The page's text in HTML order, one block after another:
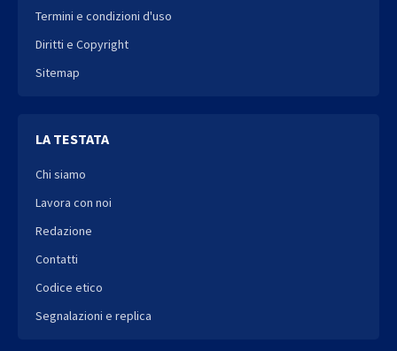
Termini e condizioni d'uso
Diritti e Copyright
Sitemap
LA TESTATA
Chi siamo
Lavora con noi
Redazione
Contatti
Codice etico
Segnalazioni e replica